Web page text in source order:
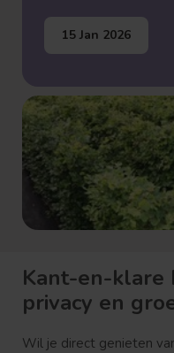
15 Jan 2026
Kant-en-klare
privacy en
Wil je direct genieten